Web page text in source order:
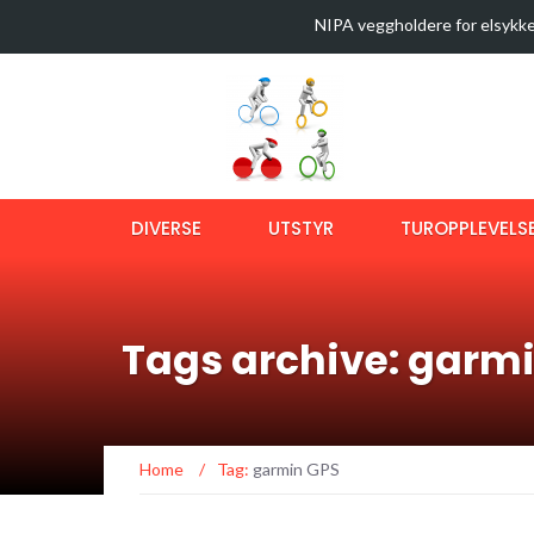
Latest News
NIPA veggholdere for
Sykkeltur i Østmarka (video)
Ny bok om langtursykling
OptiShokz Revvez solbriller
DIVERSE UTSTYR
Tags archive:
Home / Tag: garmin GPS